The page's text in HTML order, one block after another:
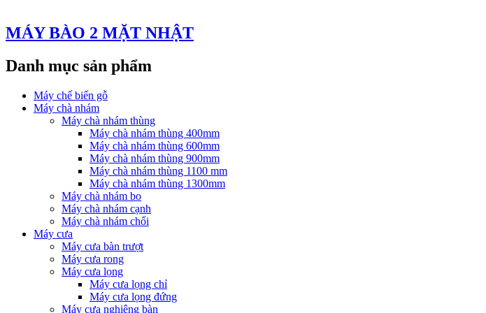
MÁY BÀO 2 MẶT NHẬT
Danh mục sản phẩm
Máy chế biến gỗ
Máy chà nhám
Máy chà nhám thùng
Máy chà nhám thùng 400mm
Máy chà nhám thùng 600mm
Máy chà nhám thùng 900mm
Máy chà nhám thùng 1100 mm
Máy chà nhám thùng 1300mm
Máy chà nhám bo
Máy chà nhám cạnh
Máy chà nhám chổi
Máy cưa
Máy cưa bàn trượt
Máy cưa rong
Máy cưa lọng
Máy cưa lọng chỉ
Máy cưa lọng đứng
Máy cưa nghiêng bàn